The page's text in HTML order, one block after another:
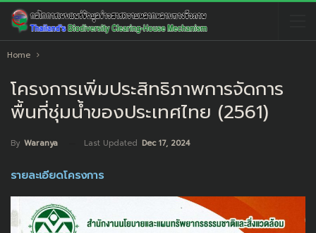
Home
โครงการเพิ่มประสิทธิภาพการจัดการ
พื้นที่ชุ่มน้ำของประเทศไทย (2561)
By Waranya Last Updated Dec 17, 2024
รายละเอียดโครงการ